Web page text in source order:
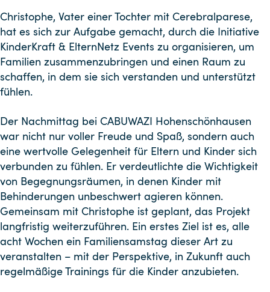
Christophe, Vater einer Tochter mit Cerebralparese,
hat es sich zur Aufgabe gemacht, durch die Initiative
KinderKraft & ElternNetz Events zu organisieren, um
Familien zusammenzubringen und einen Raum zu
schaffen, in dem sie sich verstanden und unterstützt
fühlen.
Der Nachmittag bei CABUWAZI Hohenschönhausen
war nicht nur voller Freude und Spaß, sondern auch
eine wertvolle Gelegenheit für Eltern und Kinder sich
verbunden zu fühlen. Er verdeutlichte die Wichtigkeit
von Begegnungsräumen, in denen Kinder mit
Behinderungen unbeschwert agieren können.
Gemeinsam mit Christophe ist geplant, das Projekt
langfristig weiterzuführen. Ein erstes Ziel ist es, alle
acht Wochen ein Familiensamstag dieser Art zu
veranstalten – mit der Perspektive, in Zukunft auch
regelmäßige Trainings für die Kinder anzubieten.